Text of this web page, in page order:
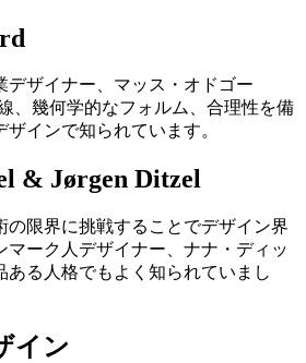
デザイナー、マッス・オドゴー
線、幾何学的なフォルム、合理性を備
ザインで知られています。
& Jørgen Ditzel
の限界に挑戦することでデザイン界
マーク人デザイナー、ナナ・ディッ
ある人格でもよく知られていまし
イン